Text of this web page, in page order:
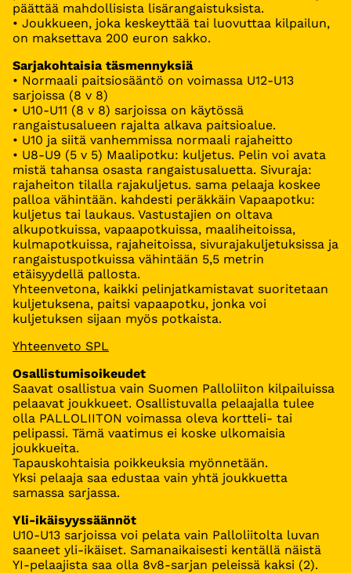
päättää mahdollisista lisärangaistuksista.
• Joukkueen, joka keskeyttää tai luovuttaa kilpailun,
on maksettava 200 euron sakko.
Sarjakohtaisia täsmennyksiä
• Normaali paitsiosääntö on voimassa U12-U13
sarjoissa (8 v 8)
• U10-U11 (8 v 8) sarjoissa on käytössä
rangaistusalueen rajalta alkava paitsioalue.
• U10 ja siitä vanhemmissa normaali rajaheitto
• U8-U9 (5 v 5) Maalipotku: kuljetus. Pelin voi avata
mistä tahansa osasta rangaistusaluetta. Sivuraja:
rajaheiton tilalla rajakuljetus. sama pelaaja koskee
palloa vähintään. kahdesti peräkkäin Vapaapotku:
kuljetus tai laukaus. Vastustajien on oltava
alkupotkuissa, vapaapotkuissa, maaliheitoissa,
kulmapotkuissa, rajaheitoissa, sivurajakuljetuksissa ja
rangaistuspotkuissa vähintään 5,5 metrin
etäisyydellä pallosta.
Yhteenvetona, kaikki pelinjatkamistavat suoritetaan
kuljetuksena, paitsi vapaapotku, jonka voi
kuljetuksen sijaan myös potkaista.
Yhteenveto SPL
Osallistumisoikeudet
Saavat osallistua vain Suomen Palloliiton kilpailuissa
pelaavat joukkueet. Osallistuvalla pelaajalla tulee
olla PALLOLIITON voimassa oleva kortteli- tai
pelipassi. Tämä vaatimus ei koske ulkomaisia
joukkueita.
Tapauskohtaisia poikkeuksia myönnetään.
Yksi pelaaja saa edustaa vain yhtä joukkuetta
samassa sarjassa.
Yli-ikäisyyssäännöt
U10-U13 sarjoissa voi pelata vain Palloliitolta luvan
saaneet yli-ikäiset. Samanaikaisesti kentällä näistä
YI-pelaajista saa olla 8v8-sarjan peleissä kaksi (2).